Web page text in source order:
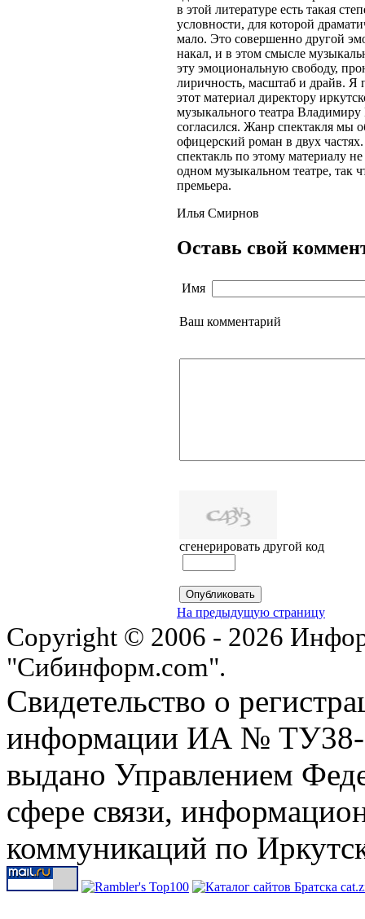
в этой литературе есть такая
условности, для которой
мало. Это совершенно другой
накал, и в этом смысле
эту эмоциональную свободу,
лиричность, масштаб и драйв. Я
этот материал директору
музыкального театра
согласился. Жанр спектакля мы
офицерский роман в двух частях.
спектакль по этому материалу
одном музыкальном театре, так
премьера.
Илья Смирнов
Оставь свой
Имя
Ваш комментарий
сгенерировать другой код
На предыдущую страницу
Copyright © 2006 - 2026
"Сибинформ.com".
Свидетельство о
информации ИА № ТУ38-
выдано Управлением
сфере связи,
коммуникаций по